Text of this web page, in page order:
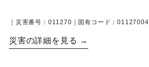
｜災害番号：011270｜固有コード：01127004
災害の詳細を見る →